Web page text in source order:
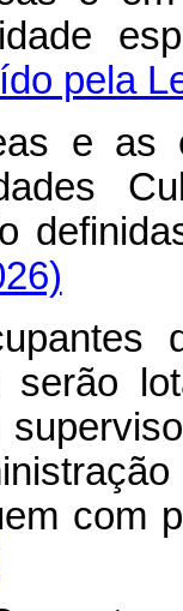
pela
e as
serão